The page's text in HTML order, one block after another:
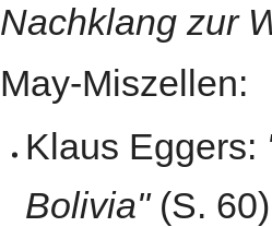
Nachklang zur
May-Miszellen:
Klaus Eggers:
Bolivia"(S. 60)